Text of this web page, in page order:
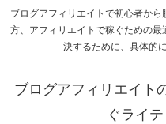
ブログアフィリエイトで初心者か
方、アフィリエイトで稼ぐための
決するために、具体的
ブログアフィリエイト
ぐライ